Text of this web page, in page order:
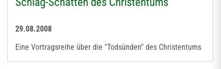
29.08.2008
Eine Vortragsreihe über die "Todsünden" des Christentums